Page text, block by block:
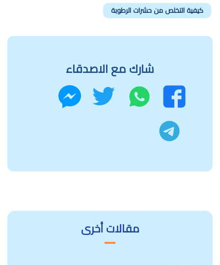
كيفية التخلص من حشرات الرطوبة
شارك مع الاصدقاء
فيسبوك
واتساب تويتر
مقالات أخرى